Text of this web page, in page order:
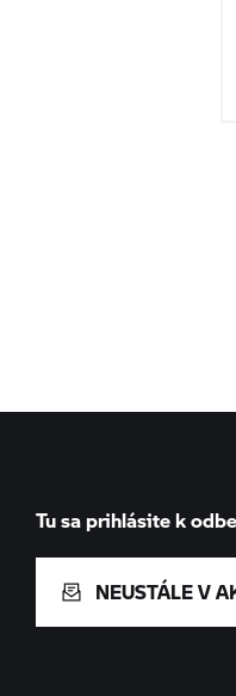
Tu sa prihlásite k
NEUSTÁLE V